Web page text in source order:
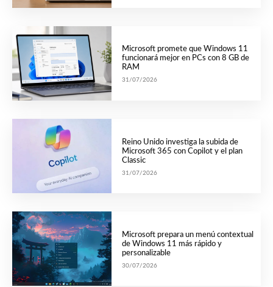
Microsoft promete que Windows 11
funcionará mejor en PCs con 8 GB de
RAM
31/07/2026
Reino Unido investiga la subida de
Microsoft 365 con Copilot y el plan
Classic
31/07/2026
Microsoft prepara un menú contextual
de Windows 11 más rápido y
personalizable
30/07/2026